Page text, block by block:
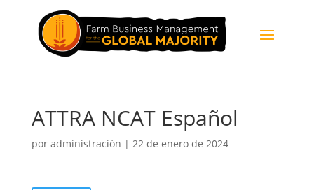
ATTRA NCAT Español
por administración | 22 de enero de 2024